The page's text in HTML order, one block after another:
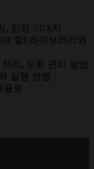
, 린팅 기대치
할) 라이브러리와
리, 오류 관리 방법
실행 방법
플로